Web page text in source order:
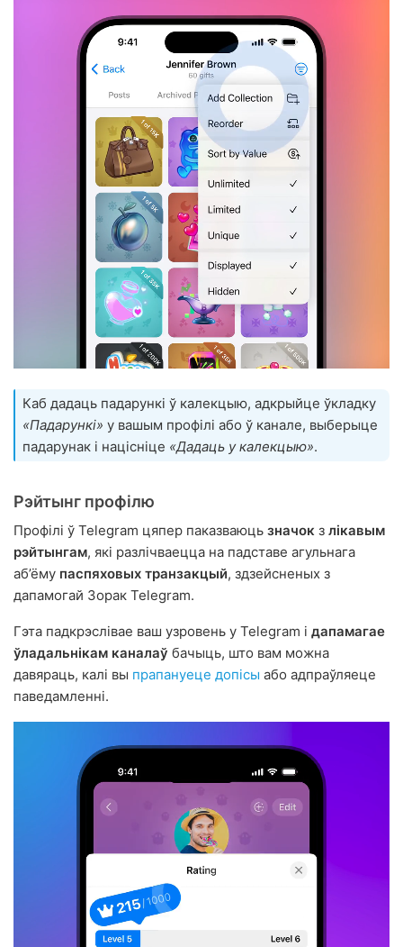
Каб дадаць падарункі ў калекцыю, адкрыйце ўкладку
«Падарункі» у вашым профілі або ў канале, выберыце
падарунак і націсніце «Дадаць у калекцыю».
Рэйтынг профілю
Профілі ў Telegram цяпер паказваюць значок з лікавым
рэйтынгам, які разлічваецца на падставе агульнага
аб’ёму паспяховых транзакцый, здзейсненых з
дапамогай Зорак Telegram.
Гэта падкрэслівае ваш узровень у Telegram і дапамагае
ўладальнікам каналаў бачыць, што вам можна
давяраць, калі вы прапануеце допісы або адпраўляеце
паведамленні.